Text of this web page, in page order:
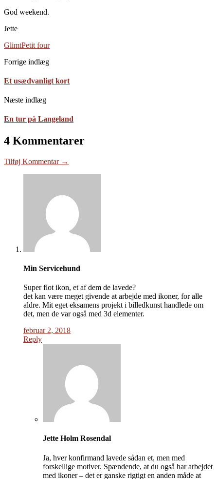
God weekend.
Jette
GlimtPetit four
Forrige indlæg
Et usædvanligt kort
Næste indlæg
En tur på Langeland
4 Kommentarer
Tilføj Kommentar →
Min Servicehund
Super flot ikon, et af dem de lavede?
det kan være meget givende at arbejde med ikoner, for alle
aldre. Mit eget eksamens projekt i billedkunst handlede om
det, men de var også med 3d elementer.
februar 2, 2018
Reply
Jette Holm Rosendal
Ja, hver konfirmand lavede sådan et, men med
forskellige motiver. Spændende, at du også har arbejdet
med ikoner – det er ganske rigtigt en anden måde at